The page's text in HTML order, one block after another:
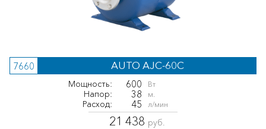
7660 AUTO AJC-60C
Мощность: 600 Вт
Напор: 38 м.
Расход: 45 л/мин
21 438 руб.